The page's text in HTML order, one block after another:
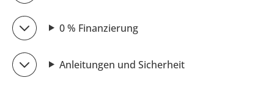
0 % Finanzierung
Anleitungen und Sicherheit